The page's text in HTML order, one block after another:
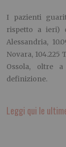
I pazienti
rispetto a ieri)
Alessandria,
Novara, 104.225
Ossola, oltre
definizione.
Leggi qui le